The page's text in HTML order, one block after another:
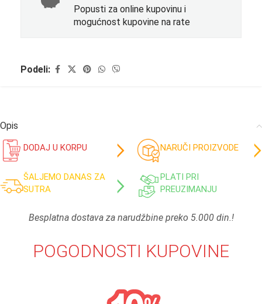
Popusti za online kupovinu i
mogućnost kupovine na rate
Podeli:
Opis
DODAJ U KORPU NARUČI PROIZVODE
ŠALJEMO DANAS ZA
SUTRA
PLATI PRI
PREUZIMANJU
Besplatna dostava za narudžbine preko 5.000 din.!
POGODNOSTI KUPOVINE